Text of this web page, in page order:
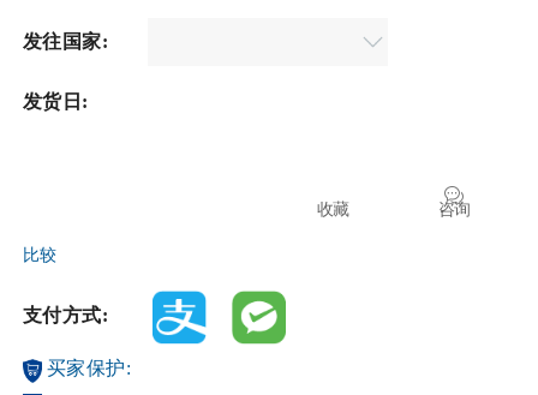
发往国家:
发货日:
咨询
收藏
比较
支付方式:
买家保护: